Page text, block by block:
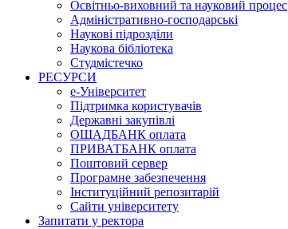
Освітньо-виховний та науковий процес
Адміністративно-господарські
Наукові підрозділи
Наукова бібліотека
Студмістечко
РЕСУРСИ
е-Університет
Підтримка користувачів
Державні закупівлі
ОЩАДБАНК оплата
ПРИВАТБАНК оплата
Поштовий сервер
Програмне забезпечення
Інституційний репозитарій
Сайти університету
Запитати у ректора